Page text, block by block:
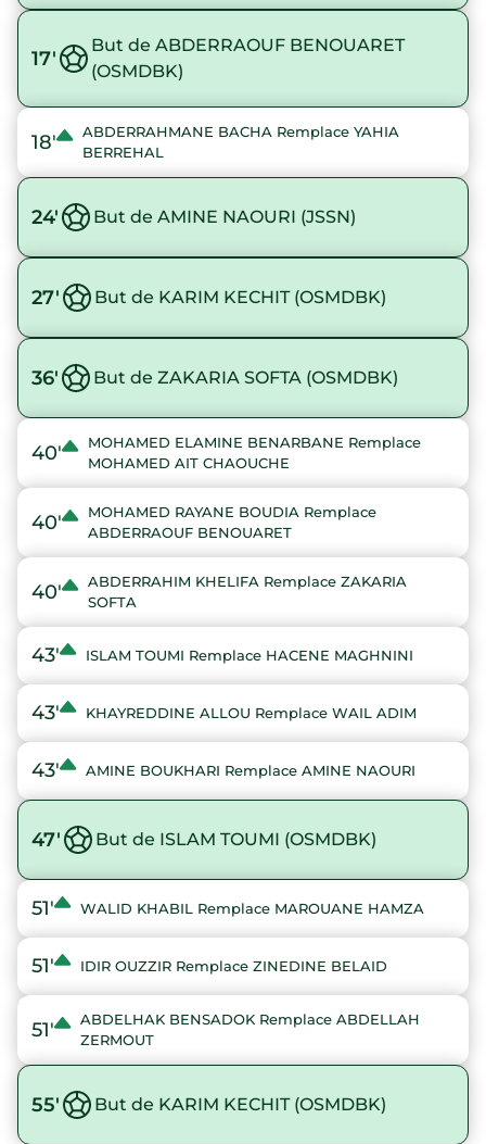
17'
But de ABDERRAOUF BENOUARET
(OSMDBK)
18'
ABDERRAHMANE BACHA Remplace YAHIA
BERREHAL
24' But de AMINE NAOURI (JSSN)
27' But de KARIM KECHIT (OSMDBK)
36' But de ZAKARIA SOFTA (OSMDBK)
40'
MOHAMED ELAMINE BENARBANE Remplace
MOHAMED AIT CHAOUCHE
40'
MOHAMED RAYANE BOUDIA Remplace
ABDERRAOUF BENOUARET
40'
ABDERRAHIM KHELIFA Remplace ZAKARIA
SOFTA
43' ISLAM TOUMI Remplace HACENE MAGHNINI
43' KHAYREDDINE ALLOU Remplace WAIL ADIM
43' AMINE BOUKHARI Remplace AMINE NAOURI
47' But de ISLAM TOUMI (OSMDBK)
51' WALID KHABIL Remplace MAROUANE HAMZA
51' IDIR OUZZIR Remplace ZINEDINE BELAID
51'
ABDELHAK BENSADOK Remplace ABDELLAH
ZERMOUT
55' But de KARIM KECHIT (OSMDBK)